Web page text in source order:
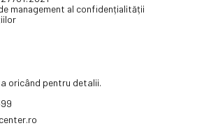
management al confidențialității
oricând pentru detalii.